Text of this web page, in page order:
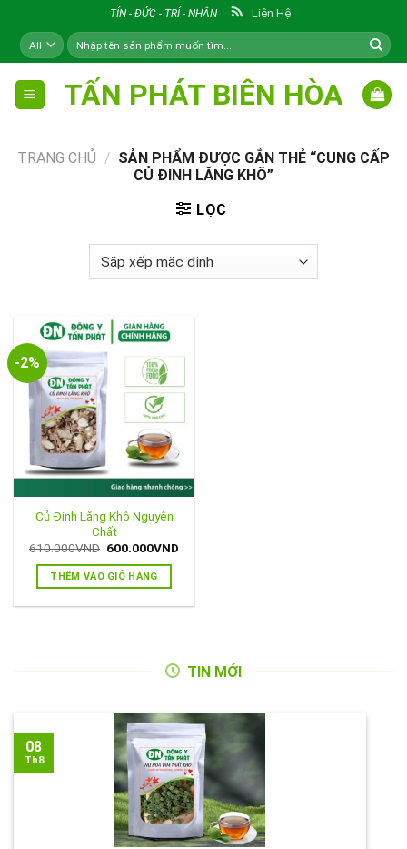
content
TÍN - ĐỨC - TRÍ - NHÂN Liên Hệ
Tìm
kiếm:
TẤN PHÁT BIÊN HÒA
TRANG CHỦ / SẢN PHẨM ĐƯỢC GẮN THẺ “CUNG CẤP
CỦ ĐINH LĂNG KHÔ”
LỌC
-2%
Củ Đinh Lăng Khô Nguyên
Chất
610.000VND Giá
là:
610.000VND.
600.000VND
THÊM VÀO GIỎ HÀNG
TIN MỚI
08
Th8